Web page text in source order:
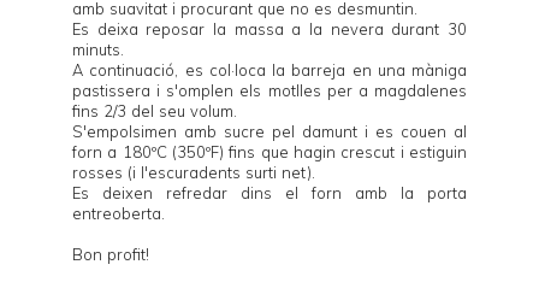
amb suavitat i procurant que no es desmuntin.
Es deixa reposar la massa a la nevera durant 30
minuts.
A continuació, es col·loca la barreja en una màniga
pastissera i s'omplen els motlles per a magdalenes
fins 2/3 del seu volum.
S'empolsimen amb sucre pel damunt i es couen al
forn a 180ºC (350ºF) fins que hagin crescut i estiguin
rosses (i l'escuradents surti net).
Es deixen refredar dins el forn amb la porta
entreoberta.
Bon profit!